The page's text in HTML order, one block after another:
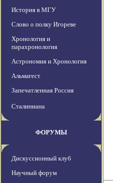
История в МГУ
Слово о полку Игореве
Хронология и
парахронология
Астрономия и Хронология
Альмагест
Запечатленная Россия
Сталиниана
ФОРУМЫ
Дискуссионный клуб
Научный форум